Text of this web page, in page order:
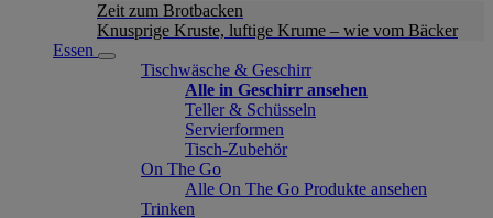
Zeit zum Brotbacken
Knusprige Kruste, luftige Krume – wie vom Bäcker
Essen
Tischwäsche & Geschirr
Alle in Geschirr ansehen
Teller & Schüsseln
Servierformen
Tisch-Zubehör
On The Go
Alle On The Go Produkte ansehen
Trinken